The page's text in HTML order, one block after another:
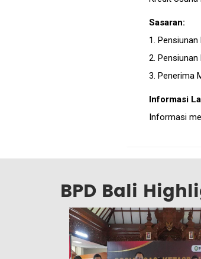
Sasaran:
1. Pensiunan
2. Pensiunan
3. Penerima
Informasi
Informasi
BPD Bali